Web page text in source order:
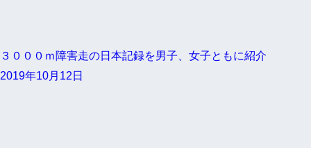
３０００ｍ障害走の日本記録を男子、女子ともに紹介
2019年10月12日